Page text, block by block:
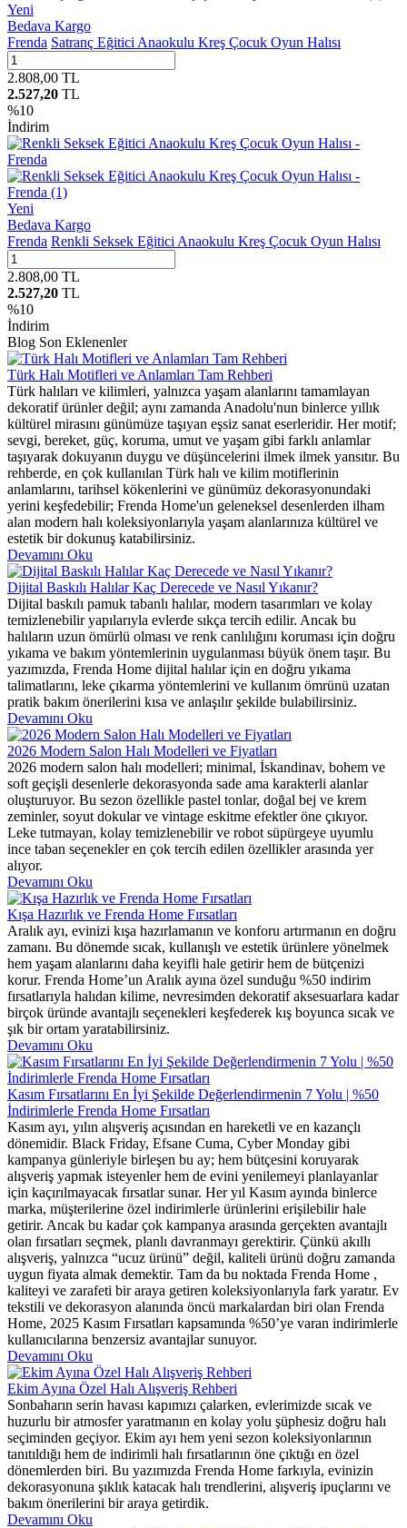
Yeni
Bedava Kargo
Frenda Satranç Eğitici Anaokulu Kreş Çocuk Oyun Halısı
2.808,00 TL
2.527,20 TL
%10
İndirim
Yeni
Bedava Kargo
Frenda Renkli Seksek Eğitici Anaokulu Kreş Çocuk Oyun Halısı
2.808,00 TL
2.527,20 TL
%10
İndirim
Blog Son Eklenenler
Türk Halı Motifleri ve Anlamları Tam Rehberi
Türk halıları ve kilimleri, yalnızca yaşam alanlarını tamamlayan
dekoratif ürünler değil; aynı zamanda Anadolu'nun binlerce yıllık
kültürel mirasını günümüze taşıyan eşsiz sanat eserleridir. Her motif;
sevgi, bereket, güç, koruma, umut ve yaşam gibi farklı anlamlar
taşıyarak dokuyanın duygu ve düşüncelerini ilmek ilmek yansıtır. Bu
rehberde, en çok kullanılan Türk halı ve kilim motiflerinin
anlamlarını, tarihsel kökenlerini ve günümüz dekorasyonundaki
yerini keşfedebilir; Frenda Home'un geleneksel desenlerden ilham
alan modern halı koleksiyonlarıyla yaşam alanlarınıza kültürel ve
estetik bir dokunuş katabilirsiniz.
Devamını Oku
Dijital Baskılı Halılar Kaç Derecede ve Nasıl Yıkanır?
Dijital baskılı pamuk tabanlı halılar, modern tasarımları ve kolay
temizlenebilir yapılarıyla evlerde sıkça tercih edilir. Ancak bu
halıların uzun ömürlü olması ve renk canlılığını koruması için doğru
yıkama ve bakım yöntemlerinin uygulanması büyük önem taşır. Bu
yazımızda, Frenda Home dijital halılar için en doğru yıkama
talimatlarını, leke çıkarma yöntemlerini ve kullanım ömrünü uzatan
pratik bakım önerilerini kısa ve anlaşılır şekilde bulabilirsiniz.
Devamını Oku
2026 Modern Salon Halı Modelleri ve Fiyatları
2026 modern salon halı modelleri; minimal, İskandinav, bohem ve
soft geçişli desenlerle dekorasyonda sade ama karakterli alanlar
oluşturuyor. Bu sezon özellikle pastel tonlar, doğal bej ve krem
zeminler, soyut dokular ve vintage eskitme efektler öne çıkıyor.
Leke tutmayan, kolay temizlenebilir ve robot süpürgeye uyumlu
ince taban seçenekler en çok tercih edilen özellikler arasında yer
alıyor.
Devamını Oku
Kışa Hazırlık ve Frenda Home Fırsatları
Aralık ayı, evinizi kışa hazırlamanın ve konforu artırmanın en doğru
zamanı. Bu dönemde sıcak, kullanışlı ve estetik ürünlere yönelmek
hem yaşam alanlarını daha keyifli hale getirir hem de bütçenizi
korur. Frenda Home’un Aralık ayına özel sunduğu %50 indirim
fırsatlarıyla halıdan kilime, nevresimden dekoratif aksesuarlara kadar
birçok üründe avantajlı seçenekleri keşfederek kış boyunca sıcak ve
şık bir ortam yaratabilirsiniz.
Devamını Oku
Kasım Fırsatlarını En İyi Şekilde Değerlendirmenin 7 Yolu | %50
İndirimlerle Frenda Home Fırsatları
Kasım ayı, yılın alışveriş açısından en hareketli ve en kazançlı
dönemidir. Black Friday, Efsane Cuma, Cyber Monday gibi
kampanya günleriyle birleşen bu ay; hem bütçesini koruyarak
alışveriş yapmak isteyenler hem de evini yenilemeyi planlayanlar
için kaçırılmayacak fırsatlar sunar. Her yıl Kasım ayında binlerce
marka, müşterilerine özel indirimlerle ürünlerini erişilebilir hale
getirir. Ancak bu kadar çok kampanya arasında gerçekten avantajlı
olan fırsatları seçmek, planlı davranmayı gerektirir. Çünkü akıllı
alışveriş, yalnızca “ucuz ürünü” değil, kaliteli ürünü doğru zamanda
uygun fiyata almak demektir. Tam da bu noktada Frenda Home ,
kaliteyi ve zarafeti bir araya getiren koleksiyonlarıyla fark yaratır. Ev
tekstili ve dekorasyon alanında öncü markalardan biri olan Frenda
Home, 2025 Kasım Fırsatları kapsamında %50’ye varan indirimlerle
kullanıcılarına benzersiz avantajlar sunuyor.
Devamını Oku
Ekim Ayına Özel Halı Alışveriş Rehberi
Sonbaharın serin havası kapımızı çalarken, evlerimizde sıcak ve
huzurlu bir atmosfer yaratmanın en kolay yolu şüphesiz doğru halı
seçiminden geçiyor. Ekim ayı hem yeni sezon koleksiyonlarının
tanıtıldığı hem de indirimli halı fırsatlarının öne çıktığı en özel
dönemlerden biri. Bu yazımızda Frenda Home farkıyla, evinizin
dekorasyonuna şıklık katacak halı trendlerini, alışveriş ipuçlarını ve
bakım önerilerini bir araya getirdik.
Devamını Oku